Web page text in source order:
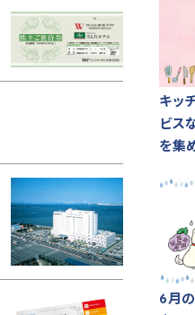
キッ
ビス
を集
6月